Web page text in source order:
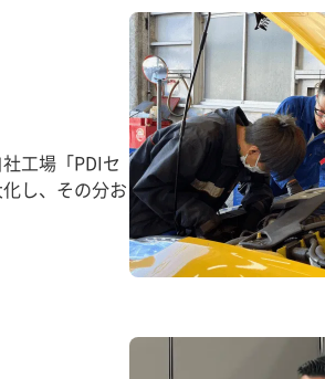
工場「PDIセ
し、その分お